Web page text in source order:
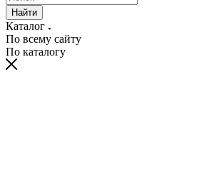
Найти
Каталог
По всему сайту
По каталогу